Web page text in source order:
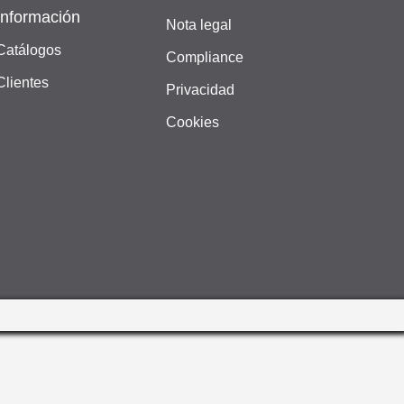
Nota legal
Compliance
Privacidad
Cookies